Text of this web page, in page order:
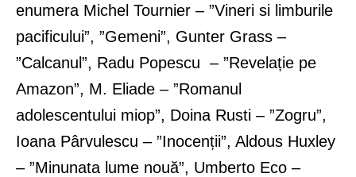
enumera Michel Tournier – ”Vineri si limburile
pacificului”, ”Gemeni”, Gunter Grass –
”Calcanul”, Radu Popescu – ”Revelație pe
Amazon”, M. Eliade – ”Romanul
adolescentului miop”, Doina Rusti – ”Zogru”,
Ioana Pârvulescu – ”Inocenții”, Aldous Huxley
– ”Minunata lume nouă”, Umberto Eco –